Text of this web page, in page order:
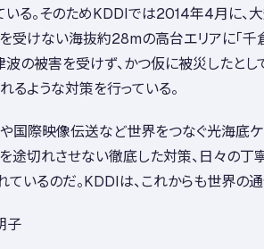
いる。そのためKDDIでは2014年4月に、
受けない海抜約28mの高台エリアに「千
波の被害を受けず、かつ仮に被災したとし
るような対策を行っている。
国際映像伝送など世界をつなぐ光海底ケ
途切れさせない徹底した対策、日々の丁
ているのだ。KDDIは、これからも世界の
子